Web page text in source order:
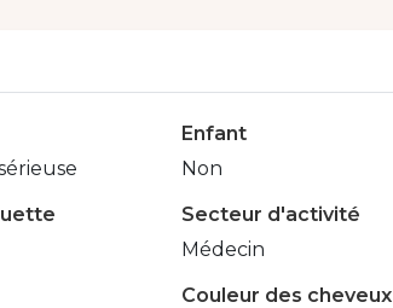
Enfant
Non
Secteur d'activité
Médecin
Couleur des cheveux